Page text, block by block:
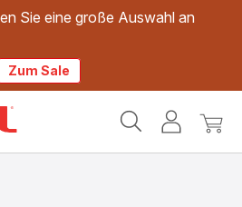
Sie eine große Auswahl an
Zum Sale
Mein
Mein